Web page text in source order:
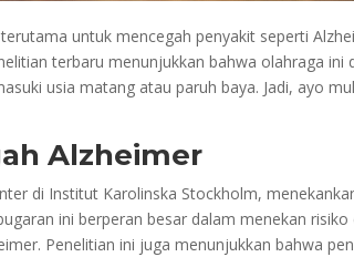
untuk mencegah penyakit seperti
terbaru menunjukkan bahwa olahraga ini
usia matang atau paruh baya. Jadi, ayo
Alzheimer
di Institut Karolinska Stockholm,
ini berperan besar dalam menekan
Penelitian ini juga menunjukkan bahwa